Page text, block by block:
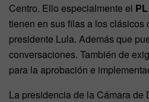
Centro. Ello especialmente el
tienen en sus filas a los clásicos
presidente Lula. Además que
conversaciones. También de
para la aprobación e
La presidencia de la Cámara de